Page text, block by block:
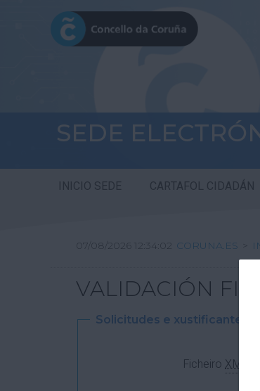
SEDE
INICIO SEDE CARTAFOL CIDADÁN
07/08/2026 12:34:02 CORUNA.ES >
VALIDACIÓN
Solicitudes e xustificantes
FicheiroXML